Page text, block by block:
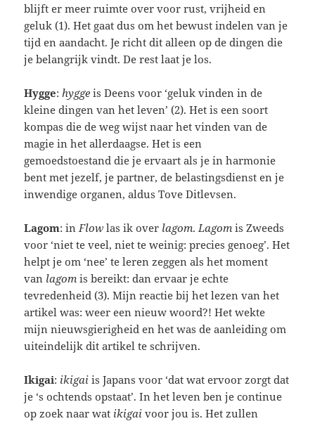
blijft er meer ruimte over voor rust, vrijheid en
geluk (1). Het gaat dus om het bewust indelen van je
tijd en aandacht. Je richt dit alleen op de dingen die
je belangrijk vindt. De rest laat je los.
Hygge: hygge is Deens voor ‘geluk vinden in de
kleine dingen van het leven’ (2). Het is een soort
kompas die de weg wijst naar het vinden van de
magie in het allerdaagse. Het is een
gemoedstoestand die je ervaart als je in harmonie
bent met jezelf, je partner, de belastingsdienst en je
inwendige organen, aldus Tove Ditlevsen.
Lagom: in Flow las ik over lagom. Lagomis Zweeds
voor ‘niet te veel, niet te weinig: precies genoeg’. Het
helpt je om ‘nee’ te leren zeggen als het moment
van lagomis bereikt: dan ervaar je echte
tevredenheid (3). Mijn reactie bij het lezen van het
artikel was: weer een nieuw woord?! Het wekte
mijn nieuwsgierigheid en het was de aanleiding om
uiteindelijk dit artikel te schrijven.
Ikigai: ikigai is Japans voor ‘dat wat ervoor zorgt dat
je ‘s ochtends opstaat’. In het leven ben je continue
op zoek naar wat ikigai voor jou is. Het zullen